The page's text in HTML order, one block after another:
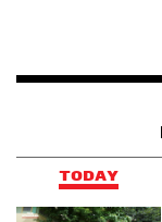
TODAY